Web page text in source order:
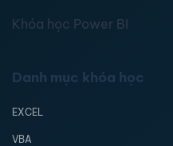
Khóa học Power BI
Danh mục khóa học
EXCEL
VBA